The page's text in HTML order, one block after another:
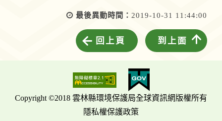
最後異動時間： 2019-10-31 11:44:00
回上頁 到上面
Copyright ©2018 雲林縣環境保護局全球資訊網版權所有
隱私權保護政策